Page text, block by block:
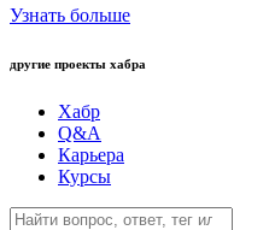
Узнать больше
другие проекты хабра
Хабр
Q&A
Карьера
Курсы